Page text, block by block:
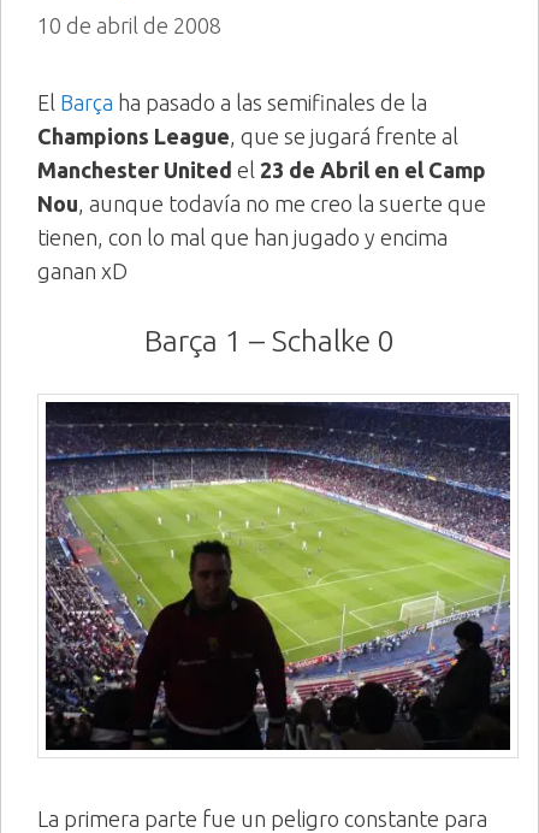
10 de abril de 2008
El Barça ha pasado a las semifinales de la
Champions League, que se jugará frente al
Manchester United el 23 de Abril en el Camp
Nou, aunque todavía no me creo la suerte que
tienen, con lo mal que han jugado y encima
ganan xD
Barça 1 – Schalke 0
La primera parte fue un peligro constante para